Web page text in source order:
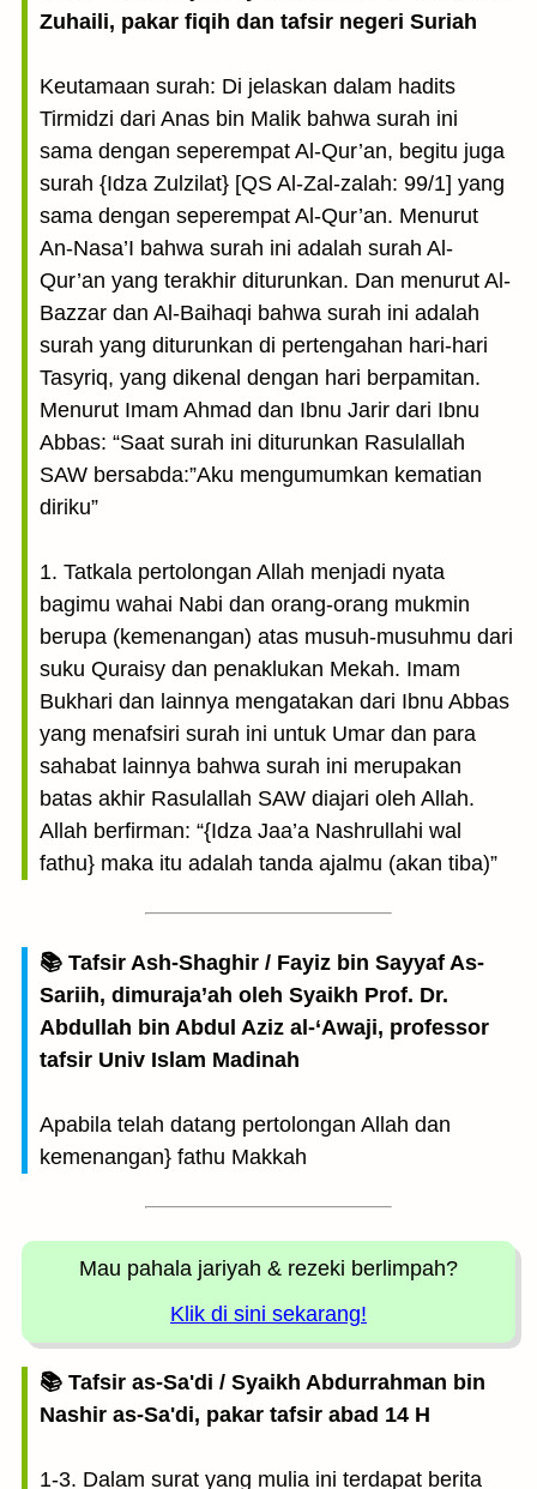
Zuhaili, pakar fiqih dan tafsir negeri Suriah
Keutamaan surah: Di jelaskan dalam hadits
Tirmidzi dari Anas bin Malik bahwa surah ini
sama dengan seperempat Al-Qur’an, begitu juga
surah {Idza Zulzilat} [QS Al-Zal-zalah: 99/1] yang
sama dengan seperempat Al-Qur’an. Menurut
An-Nasa’I bahwa surah ini adalah surah Al-
Qur’an yang terakhir diturunkan. Dan menurut Al-
Bazzar dan Al-Baihaqi bahwa surah ini adalah
surah yang diturunkan di pertengahan hari-hari
Tasyriq, yang dikenal dengan hari berpamitan.
Menurut Imam Ahmad dan Ibnu Jarir dari Ibnu
Abbas: “Saat surah ini diturunkan Rasulallah
SAW bersabda:”Aku mengumumkan kematian
diriku”
1. Tatkala pertolongan Allah menjadi nyata
bagimu wahai Nabi dan orang-orang mukmin
berupa (kemenangan) atas musuh-musuhmu dari
suku Quraisy dan penaklukan Mekah. Imam
Bukhari dan lainnya mengatakan dari Ibnu Abbas
yang menafsiri surah ini untuk Umar dan para
sahabat lainnya bahwa surah ini merupakan
batas akhir Rasulallah SAW diajari oleh Allah.
Allah berfirman: “{Idza Jaa’a Nashrullahi wal
fathu} maka itu adalah tanda ajalmu (akan tiba)”
📚 Tafsir Ash-Shaghir / Fayiz bin Sayyaf As-
Sariih, dimuraja’ah oleh Syaikh Prof. Dr.
Abdullah bin Abdul Aziz al-‘Awaji, professor
tafsir Univ Islam Madinah
Apabila telah datang pertolongan Allah dan
kemenangan} fathu Makkah
Mau pahala jariyah & rezeki berlimpah?
Klik di sini sekarang!
📚 Tafsir as-Sa'di / Syaikh Abdurrahman bin
Nashir as-Sa'di, pakar tafsir abad 14 H
1-3. Dalam surat yang mulia ini terdapat berita